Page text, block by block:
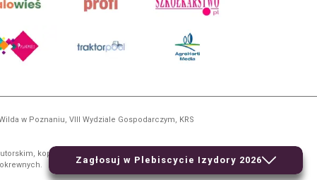
Zagłosuj w Plebiscycie Izydory 2026
w Poznaniu, VIII Wydziale Gospodarczym, KRS
kopiowanie i dalsze rozpowszechnianie treści